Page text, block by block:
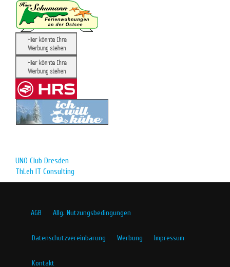
UNO Club Dresden
ThLeh IT Consulting
AGB Allg. Nutzungsbedingungen
Datenschutzvereinbarung Werbung Impressum
Kontakt